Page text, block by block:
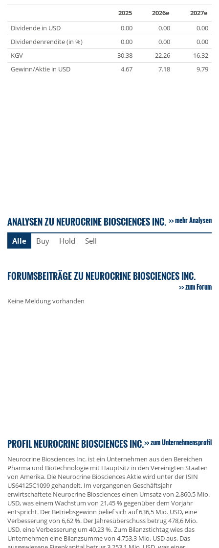
2025 2026e
2027e
Dividende in USD
0.00 0.00
0.00
Dividendenrendite (in %)
0.00 0.00
0.00
KGV
30.38 22.26
16.32
Gewinn/Aktie in USD
4.67 7.18 9.79
ANALYSEN ZU NEUROCRINE BIOSCIENCES INC. mehr Analysen
Alle Buy Hold Sell
FORUMSBEITRÄGE ZU NEUROCRINE BIOSCIENCES INC.
zum Forum
Keine Meldung vorhanden
PROFIL NEUROCRINE BIOSCIENCES INC. zum Unternehmensprofil
Neurocrine Biosciences Inc. ist ein Unternehmen aus den Bereichen
Pharma und Biotechnologie mit Hauptsitz in den Vereinigten Staaten
von Amerika. Die Neurocrine Biosciences Aktie wird unter der ISIN
US64125C1099 gehandelt. Im vergangenen Geschäftsjahr
erwirtschaftete Neurocrine Biosciences einen Umsatz von 2.860,5 Mio.
USD, was einem Wachstum von 21,45 % gegenüber dem Vorjahr
entspricht. Der Betriebsgewinn belief sich auf 636,5 Mio. USD, eine
Verbesserung von 6,62 %. Der Jahresüberschuss betrug 478,6 Mio.
USD, eine Verbesserung um 40,23 %. Zum Bilanzstichtag wies das
Unternehmen eine Bilanzsumme von 4.753,3 Mio. USD aus. Das